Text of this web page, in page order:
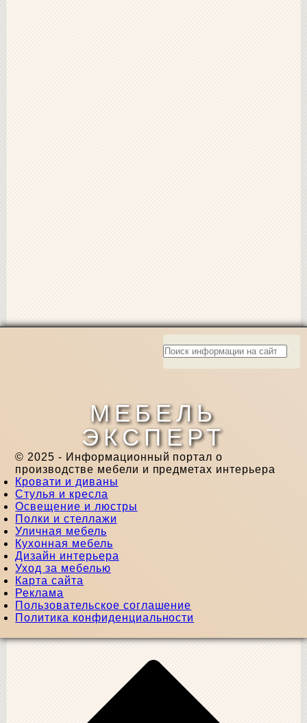
МЕБЕЛЬ
ЭКСПЕРТ
© 2025 - Информационный портал о
производстве мебели и предметах интерьера
Кровати и диваны
Стулья и кресла
Освещение и люстры
Полки и стеллажи
Уличная мебель
Кухонная мебель
Дизайн интерьера
Уход за мебелью
Карта сайта
Реклама
Пользовательское соглашение
Политика конфиденциальности